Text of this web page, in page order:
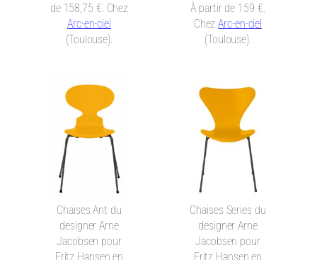
de 158,75 €. Chez
Arc-en-ciel
(Toulouse).
À partir de 159 €.
ChezArc-en-ciel
(Toulouse).
Chaises Ant du
designer Arne
Jacobsen pour
Fritz Hansen en
Chaises Series du
designer Arne
Jacobsen pour
Fritz Hansen en